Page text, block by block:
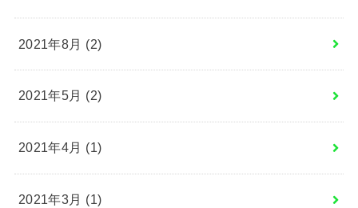
2021年8月 (2)
2021年5月 (2)
2021年4月 (1)
2021年3月 (1)